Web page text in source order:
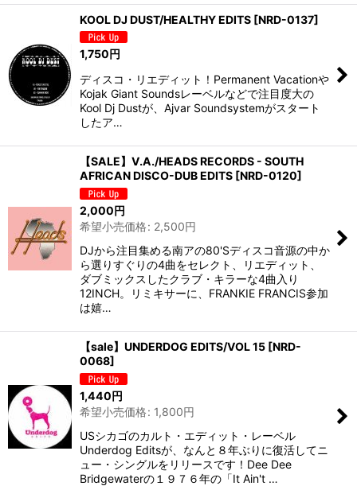
KOOL DJ DUST/HEALTHY EDITS [NRD-0137]
1,750円
ディスコ・リエディット！Permanent Vacationや
Kojak Giant Soundsレーベルなどで注目度大の
Kool Dj Dustが、Ajvar Soundsystemがスタート
したア…
【SALE】V.A./HEADS RECORDS - SOUTH
AFRICAN DISCO-DUB EDITS [NRD-0120]
2,000円
希望小売価格: 2,500円
DJから注目集める南アの80'Sディスコ音源の中か
ら選りすぐりの4曲をセレクト、リエディット、
ダブミックスしたクラブ・キラーな4曲入り
12INCH。リミキサーに、FRANKIE FRANCIS参加
は嬉…
【sale】UNDERDOG EDITS/VOL 15 [NRD-
0068]
1,440円
希望小売価格: 1,800円
USシカゴのカルト・エディット・レーベル
Underdog Editsが、なんと８年ぶりに復活してニ
ュー・シングルをリリースです！Dee Dee
Bridgewaterの１９７６年の「It Ain't …